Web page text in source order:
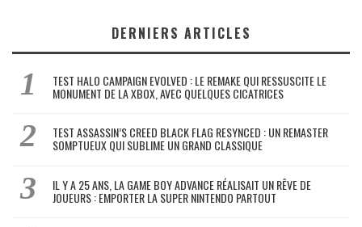
DERNIERS ARTICLES
TEST HALO CAMPAIGN EVOLVED : LE REMAKE QUI RESSUSCITE LE
MONUMENT DE LA XBOX, AVEC QUELQUES CICATRICES
TEST ASSASSIN’S CREED BLACK FLAG RESYNCED : UN REMASTER
SOMPTUEUX QUI SUBLIME UN GRAND CLASSIQUE
IL Y A 25 ANS, LA GAME BOY ADVANCE RÉALISAIT UN RÊVE DE
JOUEURS : EMPORTER LA SUPER NINTENDO PARTOUT